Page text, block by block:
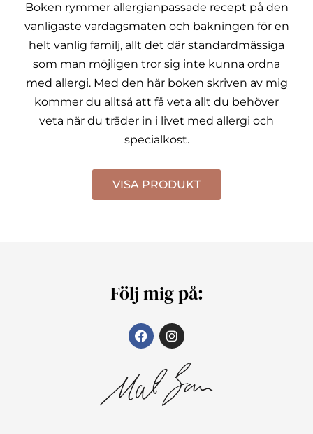
Boken rymmer allergianpassade recept på den
vanligaste vardagsmaten och bakningen för en
helt vanlig familj, allt det där standardmässiga
som man möjligen tror sig inte kunna ordna
med allergi. Med den här boken skriven av mig
kommer du alltså att få veta allt du behöver
veta när du träder in i livet med allergi och
specialkost.
VISA PRODUKT
Följ mig på: